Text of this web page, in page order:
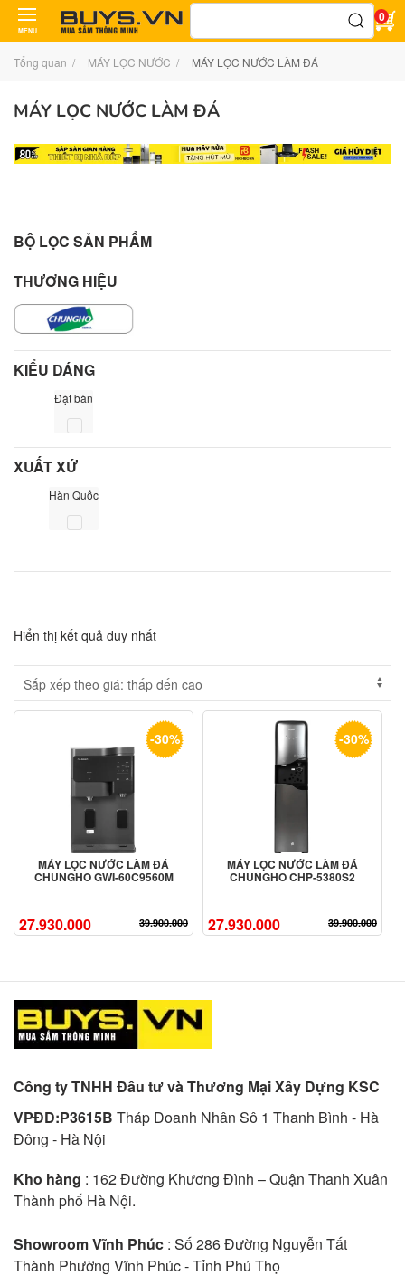
MENU
Tìm
0
Tổng quan MÁY LỌC NƯỚC MÁY LỌC NƯỚC LÀM ĐÁ
MÁY LỌC NƯỚC LÀM ĐÁ
BỘ LỌC SẢN PHẨM
THƯƠNG HIỆU
KIỂU DÁNG
Đặt bàn
XUẤT XỨ
Hàn Quốc
Hiển thị kết quả duy nhất
-30%
MÁY LỌC NƯỚC LÀM ĐÁ
CHUNGHO GWI-60C9560M
27.930.000 39.900.000
-30%
MÁY LỌC NƯỚC LÀM ĐÁ
CHUNGHO CHP-5380S2
27.930.000 39.900.000
Công ty TNHH Đầu tư và Thương Mại Xây Dựng KSC
VPĐD:P3615B Tháp Doanh Nhân Sô 1 Thanh Bình - Hà
Đông - Hà Nội
Kho hàng : 162 Đường Khương Đình – Quận Thanh Xuân
Thành phố Hà Nội.
Showroom Vĩnh Phúc : Số 286 Đường Nguyễn Tất
Thành Phường Vĩnh Phúc - Tỉnh Phú Thọ